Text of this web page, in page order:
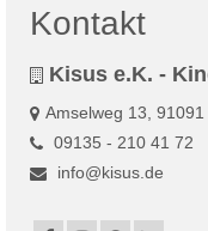
Kontakt
Kisus e.K. -
Amselweg 13,
09135 - 210 41 72
info@kisus.de